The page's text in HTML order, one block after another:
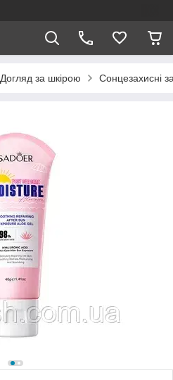
Догляд за шкірою Сонцезахисні